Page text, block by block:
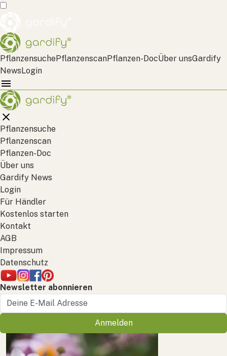
PflanzensuchePflanzenscanPflanzen-DocÜber unsGardify
NewsLogin
Pflanzensuche
Pflanzenscan
Pflanzen-Doc
Über uns
Gardify News
Login
Für Händler
Kostenlos starten
Kontakt
AGB
Impressum
Datenschutz
Newsletter abonnieren
Anmelden